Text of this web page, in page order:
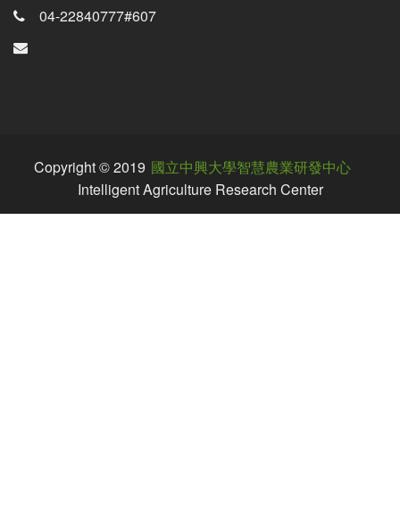
04-22840777#607
Copyright © 2019 國立中興大學智慧農業研發中心
Intelligent Agriculture Research Center